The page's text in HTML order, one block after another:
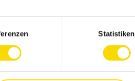
Statistiken
entdecken Jobs suchen